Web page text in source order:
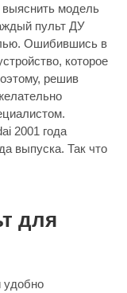
выяснить модель
пульт ДУ
Ошибившись в
которое
решив
2001 года
выпуска. Так что
для
удобно